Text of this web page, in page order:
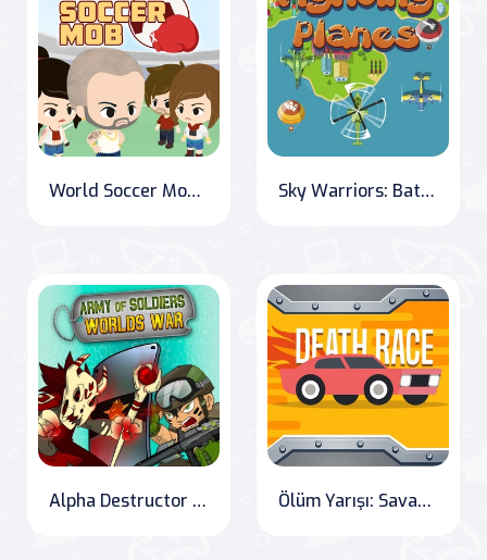
World Soccer Mob: Rise to the Top Sky Warriors: Battle Above the Clouds
Alpha Destructor 1: The Last Defense Ölüm Yarışı: Savaşçı Sürücüler